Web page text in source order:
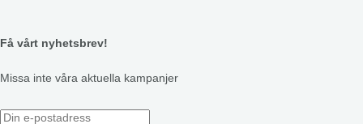
Få vårt nyhetsbrev!
Missa inte våra aktuella kampanjer